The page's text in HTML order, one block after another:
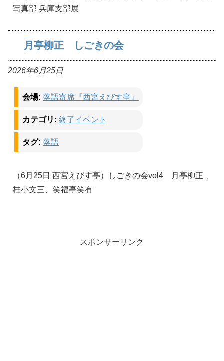
写真部 兵庫支部展
月亭柳正 しごきの会
2026年6月25日
会場: 落語寄席『西宮えびす亭』
カテゴリ: 終了イベント
タグ: 落語
（6月25日 西宮えびす亭）しごきの会vol4 月亭柳正 、
桂小文三、笑福亭笑有
スポンサーリンク